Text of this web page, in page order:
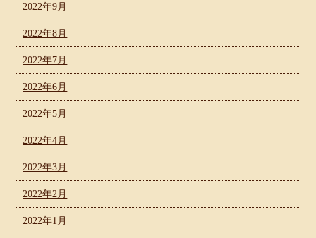
2022年9月
2022年8月
2022年7月
2022年6月
2022年5月
2022年4月
2022年3月
2022年2月
2022年1月